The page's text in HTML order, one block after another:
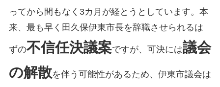
ってから間もなく3カ月が経とうとしています。本
来、最も早く田久保伊東市長を辞職させられるは
ずの不信任決議案ですが、可決には議会
の解散を伴う可能性があるため、伊東市議会は